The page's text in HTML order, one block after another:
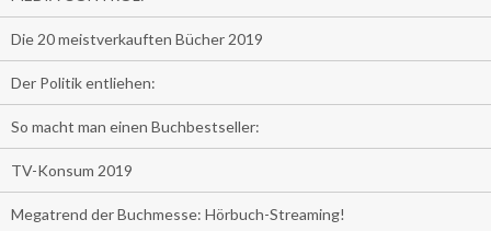
Die 20 meistverkauften Bücher 2019
Der Politik entliehen:
So macht man einen Buchbestseller:
TV-Konsum 2019
Megatrend der Buchmesse: Hörbuch-Streaming!